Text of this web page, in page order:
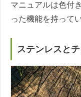
マニュアルは色付
った機能を持って
ステンレスと